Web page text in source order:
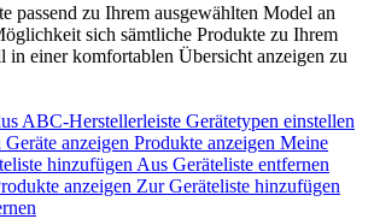
passend zu Ihrem ausgewählten Model an
sich sämtliche Produkte zu Ihrem
in einer komfortablen Übersicht anzeigen zu
ABC-Herstellerleiste Gerätetypen einstellen
Geräte anzeigen Produkte anzeigen Meine
hinzufügen Aus Geräteliste entfernen
anzeigen Zur Geräteliste hinzufügen